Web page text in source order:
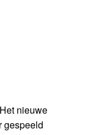
nieuwe
gespeeld